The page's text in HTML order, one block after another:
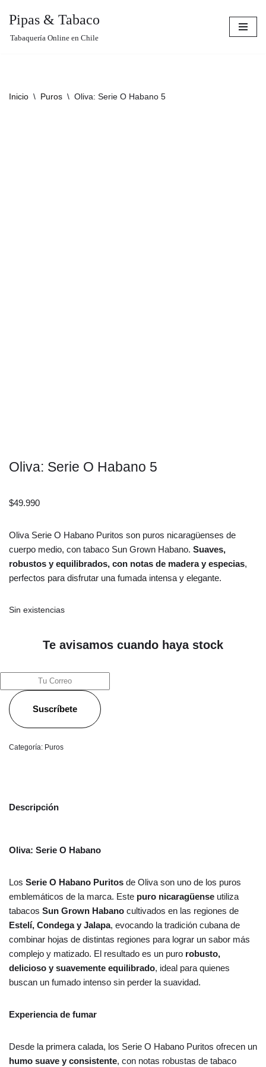
Pipas & Tabaco
Tabaquería Online en Chile
Inicio \ Puros \ Oliva: Serie O Habano 5
Oliva: Serie O Habano 5
$49.990
Oliva Serie O Habano Puritos son puros nicaragüenses de
cuerpo medio, con tabaco Sun Grown Habano. Suaves,
robustos y equilibrados, con notas de madera y especias,
perfectos para disfrutar una fumada intensa y elegante.
Sin existencias
Te avisamos cuando haya stock
Suscríbete
Categoría: Puros
Descripción
Oliva: Serie O Habano
Los Serie O Habano Puritos de Oliva son uno de los puros
emblemáticos de la marca. Este puro nicaragüense utiliza
tabacos Sun Grown Habano cultivados en las regiones de
Estelí, Condega y Jalapa, evocando la tradición cubana de
combinar hojas de distintas regiones para lograr un sabor más
complejo y matizado. El resultado es un puro robusto,
delicioso y suavemente equilibrado, ideal para quienes
buscan un fumado intenso sin perder la suavidad.
Experiencia de fumar
Desde la primera calada, los Serie O Habano Puritos ofrecen un
humo suave y consistente, con notas robustas de tabaco